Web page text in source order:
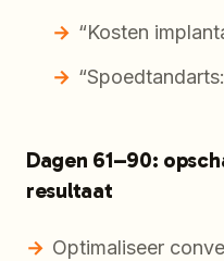
“Kosten
Dagen 61–90:
resultaat
Optimaliseer